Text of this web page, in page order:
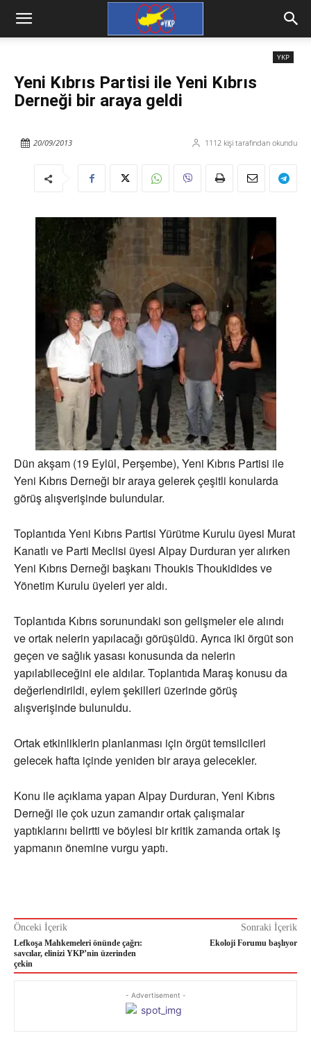
YKP
Yeni Kıbrıs Partisi ile Yeni Kıbrıs
Derneği bir araya geldi
1112 kişi tarafından okundu
20/09/2013
Dün akşam (19 Eylül, Perşembe), Yeni Kıbrıs Partisi ile
Yeni Kıbrıs Derneği bir araya gelerek çeşitli konularda
görüş alışverişinde bulundular.
Toplantıda Yeni Kıbrıs Partisi Yürütme Kurulu üyesi Murat
Kanatlı ve Parti Meclisi üyesi Alpay Durduran yer alırken
Yeni Kıbrıs Derneği başkanı Thoukis Thoukidides ve
Yönetim Kurulu üyeleri yer aldı.
Toplantıda Kıbrıs sorunundaki son gelişmeler ele alındı
ve ortak nelerin yapılacağı görüşüldü. Ayrıca iki örgüt son
geçen ve sağlık yasası konusunda da nelerin
yapılabileceğini ele aldılar. Toplantıda Maraş konusu da
değerlendirildi, eylem şekilleri üzerinde görüş
alışverişinde bulunuldu.
Ortak etkinliklerin planlanması için örgüt temsilcileri
gelecek hafta içinde yeniden bir araya gelecekler.
Konu ile açıklama yapan Alpay Durduran, Yeni Kıbrıs
Derneği ile çok uzun zamandır ortak çalışmalar
yaptıklarını belirtti ve böylesi bir kritik zamanda ortak iş
yapmanın önemine vurgu yaptı.
Önceki İçerik
Lefkoşa Mahkemeleri önünde çağrı:
savcılar, elinizi YKP’nin üzerinden
çekin
Sonraki İçerik
Ekoloji Forumu başlıyor
- Advertisement -